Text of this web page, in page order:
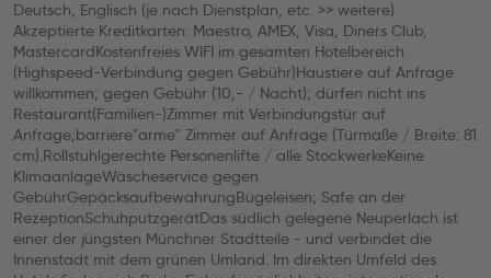
Deutsch, Englisch (je nach Dienstplan, etc. >> weitere)
Akzeptierte Kreditkarten: Maestro, AMEX, Visa, Diners Club,
MastercardKostenfreies WIFI im gesamten Hotelbereich
(Highspeed-Verbindung gegen Gebühr)Haustiere auf Anfrage
willkommen; gegen Gebühr (10,- / Nacht); dürfen nicht ins
Restaurant(Familien-)Zimmer mit Verbindungstür auf
Anfrage;barriere"arme" Zimmer auf Anfrage (Türmaße / Breite: 81
cm).Rollstuhlgerechte Personenlifte / alle StockwerkeKeine
KlimaanlageWäscheservice gegen
GebührGepäcksaufbewahrungBügeleisen; Safe an der
RezeptionSchuhputzgerätDas südlich gelegene Neuperlach ist
einer der jüngsten Münchner Stadtteile - und verbindet die
Innenstadt mit dem grünen Umland. Im direkten Umfeld des